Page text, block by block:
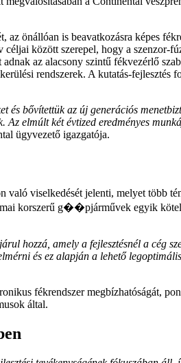
önállóan is beavatkozásra képes
között szerepel, hogy a
az alacsony szintű fékvezérlő
rendszerek. A kutatás-
és bővítettük az új generációs
elmúlt két évtized eredményes
ügyvezető igazgatója.
viselkedését jelenti, melyet több
korszerű g��pjárművek egyik
hozzá, amely a fejlesztésnél a cég
és ez alapján a lehető
fékrendszer megbízhatóságát,
által.